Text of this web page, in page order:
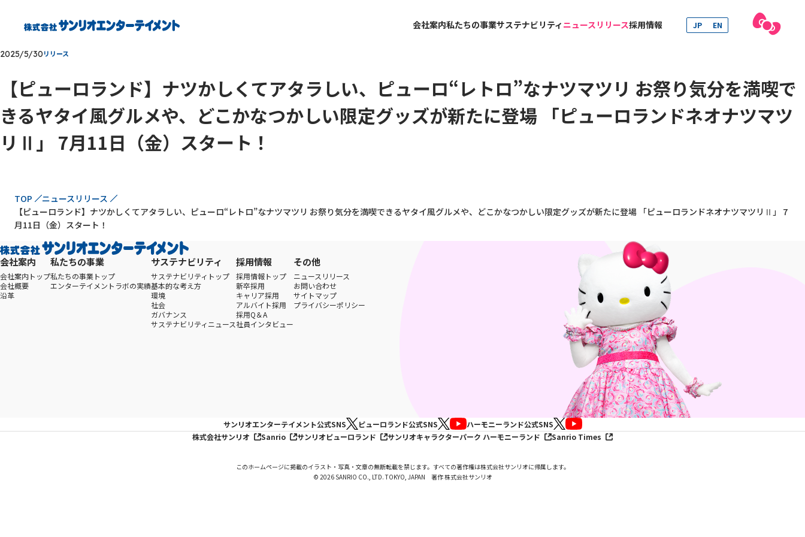
会社案内私たちの事業サステナビリティ ニュースリリース採用情報 JP EN
2025/5/30リリース
【ピューロランド】ナツかしくてアタラしい、ピューロ“レトロ”なナツマツリ お祭り気分を満喫で
きるヤタイ風グルメや、どこかなつかしい限定グッズが新たに登場 「ピューロランドネオナツマツ
リⅡ」 7月11日（金）スタート！
現在位置
TOP
ニュースリリース
【ピューロランド】ナツかしくてアタラしい、ピューロ“レトロ”なナツマツリ お祭り気分を満喫できるヤタイ風グルメや、どこかなつかしい限定グッズが新たに登場 「ピューロランドネオナツマツリⅡ」 7
月11日（金）スタート！
会社案内
会社案内トップ
会社概要
沿革
私たちの事業
私たちの事業トップ
エンターテイメントラボの実績
サステナビリティ
サステナビリティトップ
基本的な考え方
環境
社会
ガバナンス
サステナビリティニュース
採用情報
採用情報トップ
新卒採用
キャリア採用
アルバイト採用
採用Q＆A
社員インタビュー
その他
ニュースリリース
お問い合わせ
サイトマップ
プライバシーポリシー
サンリオエンターテイメント公式SNS ピューロランド公式SNS ハーモニーランド公式SNS
株式会社サンリオ
Sanrio サンリオピューロランド サンリオキャラクターパーク ハーモニーランド Sanrio Times
このホームページに掲載のイラスト・写真・文章の無断転載を禁じます。すべての著作権は株式会社サンリオに帰属します。
© 2026 SANRIO CO., LTD. TOKYO, JAPAN 著作 株式会社サンリオ